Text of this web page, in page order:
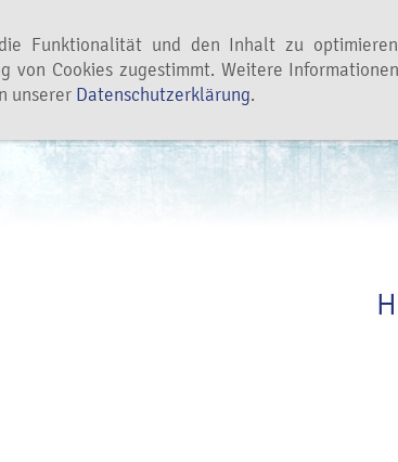
Funktionalität und den Inhalt zu
von Cookies zugestimmt. Weitere
unserer Datenschutzerklärung.